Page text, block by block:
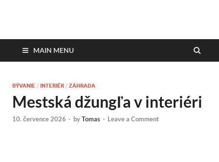
DesignMagazin.sk
MAIN MENU
BÝVANIE / INTERIÉR / ZÁHRADA
Mestská džungľa v interiéri
10. července 2026 - byTomas - Leave a Comment